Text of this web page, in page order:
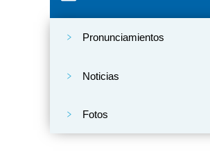
Pronunciamientos
Noticias
Fotos